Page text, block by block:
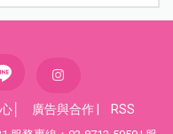
廣告與合作| RSS